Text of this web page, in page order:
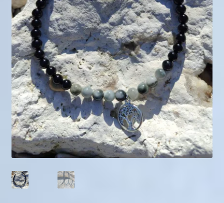
Packs
Carte Cadeau
Qui suis-je ?
Avis clients
Mon compte
Panier